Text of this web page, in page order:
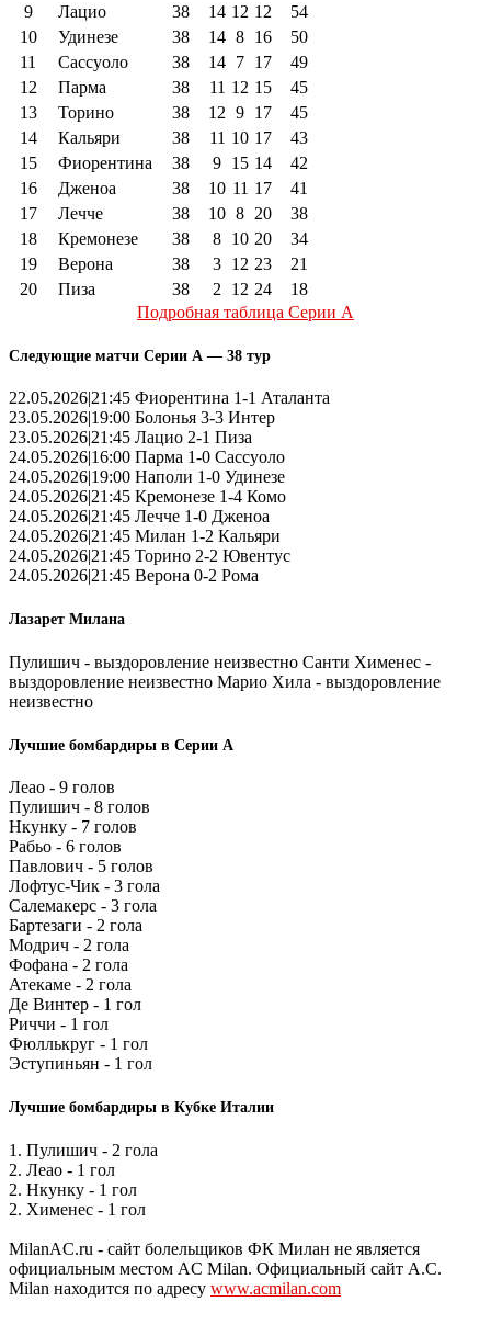
9
Лацио 38 14 12 12
54
10
Удинезе 38 14 8 16
50
11
Сассуоло 38 14 7 17
49
12
Парма 38 11 12 15
45
13
Торино 38 12 9 17
45
14
Кальяри 38 11 10 17
43
15
Фиорентина 38 9 15 14
42
16
Дженоа 38 10 11 17
41
17
Лечче 38 10 8 20
38
18
Кремонезе 38 8 10 20
34
19
Верона 38 3 12 23
21
20
Пиза 38 2 12 24
18
Подробная таблица Серии А
Следующие матчи Серии А — 38 тур
22.05.2026|21:45 Фиорентина 1-1 Аталанта
23.05.2026|19:00 Болонья 3-3 Интер
23.05.2026|21:45 Лацио 2-1 Пиза
24.05.2026|16:00 Парма 1-0 Сассуоло
24.05.2026|19:00 Наполи 1-0 Удинезе
24.05.2026|21:45 Кремонезе 1-4 Комо
24.05.2026|21:45 Лечче 1-0 Дженоа
24.05.2026|21:45 Милан 1-2 Кальяри
24.05.2026|21:45 Торино 2-2 Ювентус
24.05.2026|21:45 Верона 0-2 Рома
Лазарет Милана
Пулишич - выздоровление неизвестно Санти Хименес -
выздоровление неизвестно Марио Хила - выздоровление
неизвестно
Лучшие бомбардиры в Серии А
Леао - 9 голов
Пулишич - 8 голов
Нкунку - 7 голов
Рабьо - 6 голов
Павлович - 5 голов
Лофтус-Чик - 3 гола
Салемакерс - 3 гола
Бартезаги - 2 гола
Модрич - 2 гола
Фофана - 2 гола
Атекаме - 2 гола
Де Винтер - 1 гол
Риччи - 1 гол
Фюллькруг - 1 гол
Эступиньян - 1 гол
Лучшие бомбардиры в Кубке Италии
1. Пулишич - 2 гола
2. Леао - 1 гол
2. Нкунку - 1 гол
2. Хименес - 1 гол
MilanAC.ru - сайт болельщиков ФК Милан не является
официальным местом AC Milan. Официальный сайт A.C.
Milan находится по адресу www.acmilan.com